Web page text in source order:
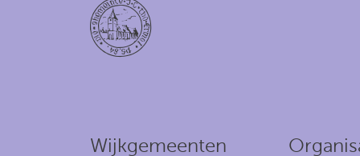
Wijkgemeenten